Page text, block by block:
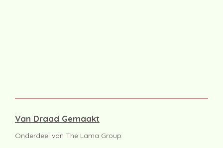
Van Draad Gemaakt
Onderdeel van The Lama Group